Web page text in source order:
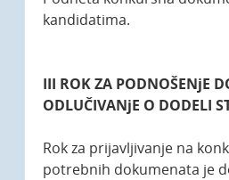
kandidatima.
III ROK ZA PODNOŠENjE
ODLUČIVANjE O DODELI
Rok za prijavljivanje na
potrebnih dokumenata je